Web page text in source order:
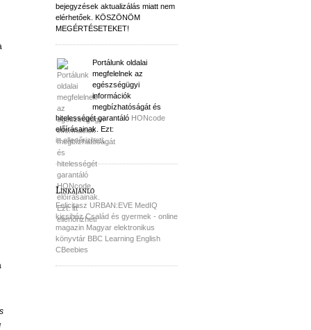
bejegyzések aktualizálás miatt nem
elérhetőek. KÖSZÖNÖM
MEGÉRTÉSETEKET!
Portálunk oldalai
megfelelnek az
egészségügyi
információk
megbízhatóságát és
hitelességét garantáló HONcode
előírásainak. Ezt:
itt ellenőrizheti.
Linkajánló
Felicitasz URBAN:EVE MedIQ
kicsiház Család és gyermek - online
magazin Magyar elektronikus
könyvtár BBC Learning English
CBeebies